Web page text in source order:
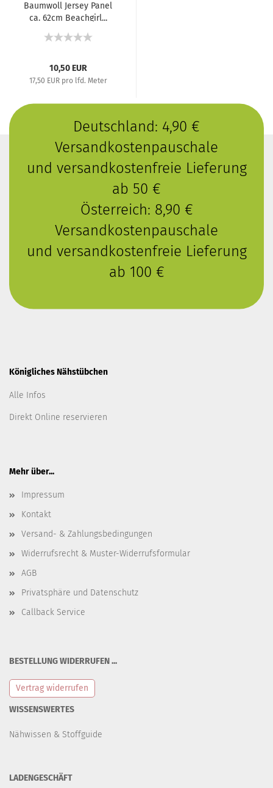
Baumwoll Jersey Panel
ca. 62cm Beachgirl...
10,50 EUR
17,50 EUR pro lfd. Meter
Deutschland: 4,90 €
Versandkostenpauschale
und versandkostenfreie Lieferung
ab 50 €
Österreich: 8,90 €
Versandkostenpauschale
und versandkostenfreie Lieferung
ab 100 €
Königliches Nähstübchen
Alle Infos
Direkt Online reservieren
Mehr über...
Impressum
Kontakt
Versand- & Zahlungsbedingungen
Widerrufsrecht & Muster-Widerrufsformular
AGB
Privatsphäre und Datenschutz
Callback Service
BESTELLUNG WIDERRUFEN ...
Vertrag widerrufen
WISSENSWERTES
Nähwissen & Stoffguide
LADENGESCHÄFT